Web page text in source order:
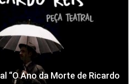
“O Ano da Morte de Ricardo